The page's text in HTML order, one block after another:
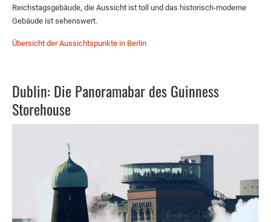
Reichstagsgebäude, die Aussicht ist toll und das historisch-moderne
Gebäude ist sehenswert.
Übersicht der Aussichtspunkte in Berlin
Dublin: Die Panoramabar des Guinness
Storehouse